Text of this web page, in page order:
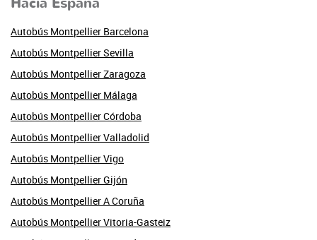
Autobús Montpellier Barcelona
Autobús Montpellier Sevilla
Autobús Montpellier Zaragoza
Autobús Montpellier Málaga
Autobús Montpellier Córdoba
Autobús Montpellier Valladolid
Autobús Montpellier Vigo
Autobús Montpellier Gijón
Autobús Montpellier A Coruña
Autobús Montpellier Vitoria-Gasteiz